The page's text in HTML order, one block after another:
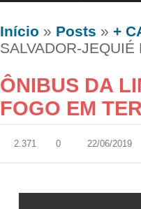
Início » Posts » +
SALVADOR-
ÔNIBUS DA
FOGO EM
2.371 0 22/06/2019